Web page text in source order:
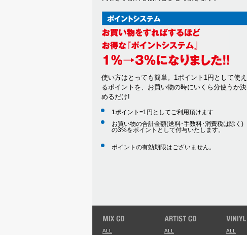
使い方はとっても簡単。1ポイント1円として使え
るポイントを、お買い物の時にいくら分使うか決
めるだけ!
1ポイント=1円としてご利用頂けます
お買い物の合計金額(送料･手数料･消費税は除く)
の3%をポイントとして付与いたします。
ポイントの有効期限はございません。
ALL ALL ALL